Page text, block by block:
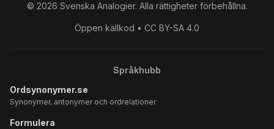
© 2026 Svenska Analogier. Alla rättigheter förbehållna.
Öppen källkod • CC BY-SA 4.0
Språkhubb
Ordsynonymer.se
Synonymer, antonymer och ordrelationer
Formulera